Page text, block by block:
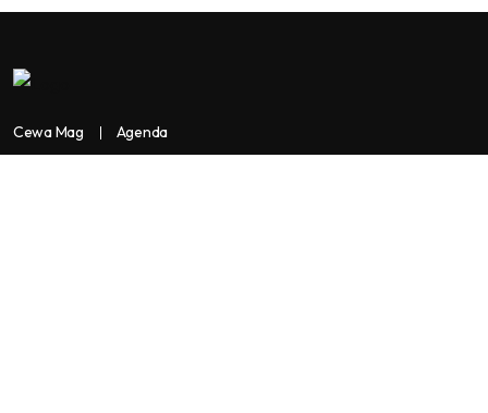
Cewa Mag Agenda